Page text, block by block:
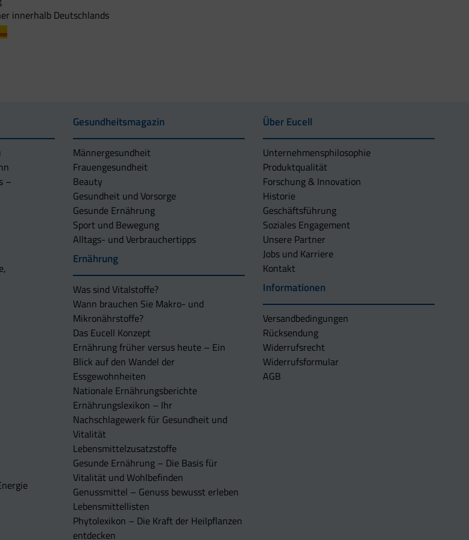
innerhalb Deutschlands
–
Gesundheitsmagazin
Männergesundheit
Frauengesundheit
Beauty
Gesundheit und Vorsorge
Gesunde Ernährung
Sport und Bewegung
Alltags- und Verbrauchertipps
Ernährung
Was sind Vitalstoffe?
Wann brauchen Sie Makro- und
Mikronährstoffe?
Das Eucell Konzept
Ernährung früher versus heute – Ein
Blick auf den Wandel der
Essgewohnheiten
Nationale Ernährungsberichte
Ernährungslexikon – Ihr
Nachschlagewerk für Gesundheit und
Vitalität
Lebensmittelzusatzstoffe
Gesunde Ernährung – Die Basis für
Vitalität und Wohlbefinden
Genussmittel – Genuss bewusst erleben
Lebensmittellisten
Phytolexikon – Die Kraft der Heilpflanzen
entdecken
Über Eucell
Unternehmens­philosophie
Produktqualität
Forschung & Innovation
Historie
Geschäftsführung
Soziales Engagement
Unsere Partner
Jobs und Karriere
Kontakt
Informationen
Versandbedingungen
Rücksendung
Widerrufsrecht
Widerrufsformular
AGB